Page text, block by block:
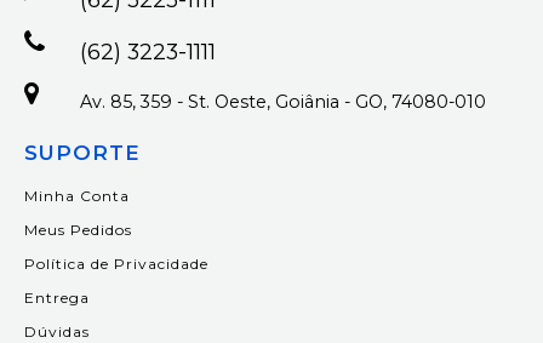
(62) 3223-1111
Av. 85, 359 - St. Oeste, Goiânia - GO, 74080-010
SUPORTE
Minha Conta
Meus Pedidos
Política de Privacidade
Entrega
Dúvidas